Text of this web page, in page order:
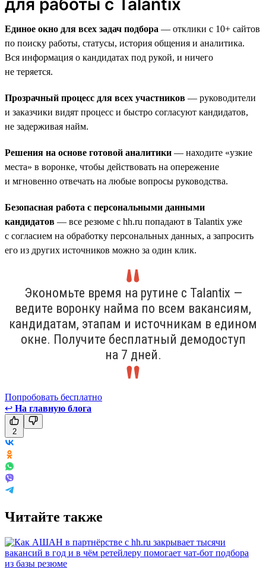
для работы с Talantix
Единое окно для всех задач подбора — отклики с 10+ сайтов
по поиску работы, статусы, история общения и аналитика.
Вся информация о кандидатах под рукой, и ничего
не теряется.
Прозрачный процесс для всех участников — руководители
и заказчики видят процесс и быстро согласуют кандидатов,
не задерживая найм.
Решения на основе готовой аналитики — находите «узкие
места» в воронке, чтобы действовать на опережение
и мгновенно отвечать на любые вопросы руководства.
Безопасная работа с персональными данными
кандидатов — все резюме с hh.ru попадают в Talantix уже
с согласием на обработку персональных данных, а запросить
его из других источников можно за один клик.
Экономьте время на рутине с Talantix —
ведите воронку найма по всем вакансиям,
кандидатам, этапам и источникам в едином
окне. Получите бесплатный демодоступ
на 7 дней.
Попробовать бесплатно
↩ На главную блога
2
Читайте также